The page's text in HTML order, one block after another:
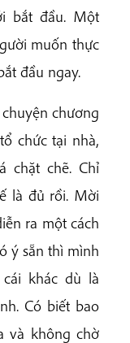
bắt đầu. Một
muốn thực
đầu ngay.
chương
chức tại nhà,
chặt chẽ. Chỉ
là đủ rồi. Mời
ra một cách
ý sẵn thì mình
khác dù là
Có biết bao
và không chờ